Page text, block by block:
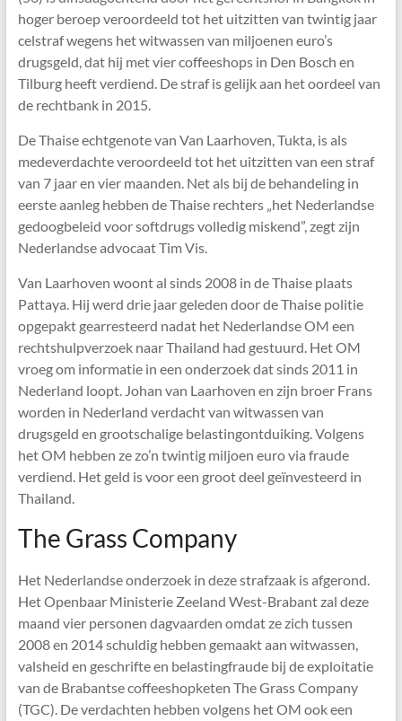
hoger beroep veroordeeld tot het uitzitten van twintig jaar
celstraf wegens het witwassen van miljoenen euro’s
drugsgeld, dat hij met vier coffeeshops in Den Bosch en
Tilburg heeft verdiend. De straf is gelijk aan het oordeel van
de rechtbank in 2015.
De Thaise echtgenote van Van Laarhoven, Tukta, is als
medeverdachte veroordeeld tot het uitzitten van een straf
van 7 jaar en vier maanden. Net als bij de behandeling in
eerste aanleg hebben de Thaise rechters „het Nederlandse
gedoogbeleid voor softdrugs volledig miskend”, zegt zijn
Nederlandse advocaat Tim Vis.
Van Laarhoven woont al sinds 2008 in de Thaise plaats
Pattaya. Hij werd drie jaar geleden door de Thaise politie
opgepakt gearresteerd nadat het Nederlandse OM een
rechtshulpverzoek naar Thailand had gestuurd. Het OM
vroeg om informatie in een onderzoek dat sinds 2011 in
Nederland loopt. Johan van Laarhoven en zijn broer Frans
worden in Nederland verdacht van witwassen van
drugsgeld en grootschalige belastingontduiking. Volgens
het OM hebben ze zo’n twintig miljoen euro via fraude
verdiend. Het geld is voor een groot deel geïnvesteerd in
Thailand.
The Grass Company
Het Nederlandse onderzoek in deze strafzaak is afgerond.
Het Openbaar Ministerie Zeeland West-Brabant zal deze
maand vier personen dagvaarden omdat ze zich tussen
2008 en 2014 schuldig hebben gemaakt aan witwassen,
valsheid en geschrifte en belastingfraude bij de exploitatie
van de Brabantse coffeeshopketen The Grass Company
(TGC). De verdachten hebben volgens het OM ook een